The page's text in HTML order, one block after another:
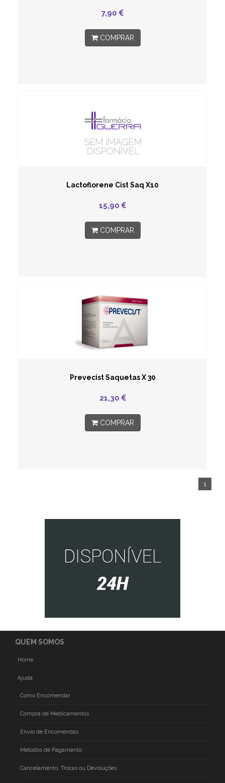
7,90
COMPRAR
Lactoflorene Cist Saq X10
15,90
COMPRAR
Prevecist Saquetas X 30
21,30
COMPRAR
1
QUEM SOMOS
Home
Ajuda
Como Encomendar
Compra de Medicamentos
Envio de Encomendas
Métodos de Pagamento
Cancelamento, Trocas ou Devoluções